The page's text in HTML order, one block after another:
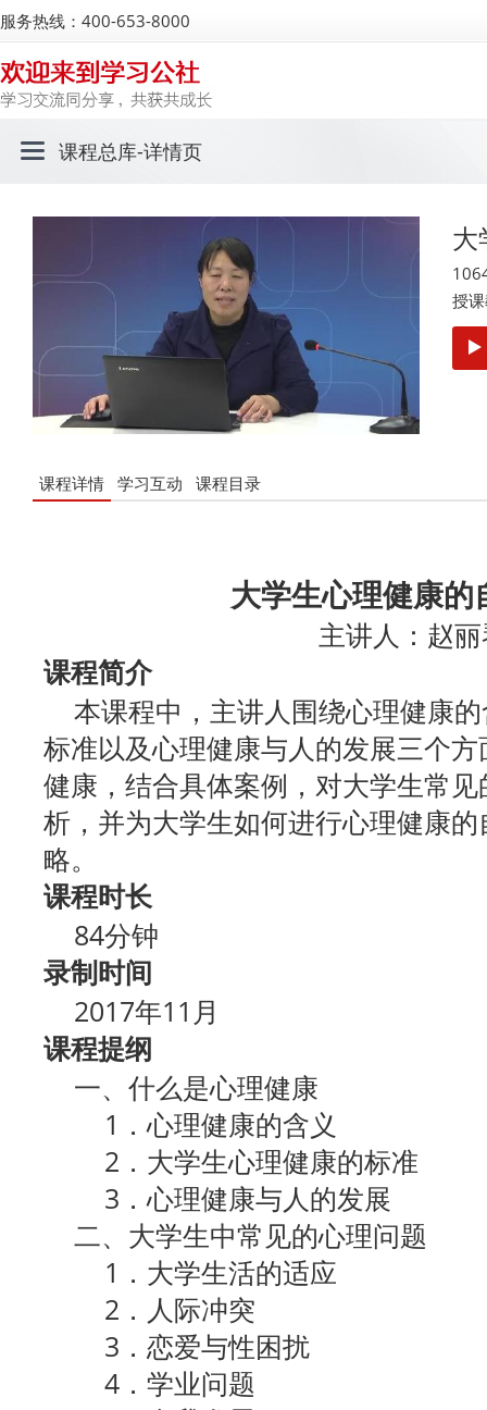
服务热线：400-653-8000
课程总库-详情页
大
授
课程详情 学习互动 课程目录
大学生心理健康的
主讲人：赵
课程简介
本课程中，主讲人围绕心理健康
标准以及心理健康与人的发展三个
健康，结合具体案例，对大学生常
析，并为大学生如何进行心理健康
略。
课程时长
84分钟
录制时间
2017年11月
课程提纲
一、什么是心理健康
1．心理健康的含义
2．大学生心理健康的标准
3．心理健康与人的发展
二、大学生中常见的心理问题
1．大学生活的适应
2．人际冲突
3．恋爱与性困扰
4．学业问题